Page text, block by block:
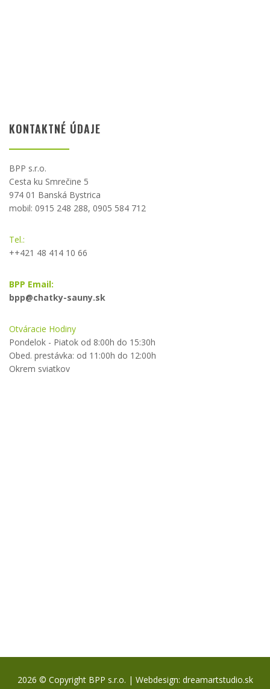
KONTAKTNÉ ÚDAJE
BPP s.r.o.
Cesta ku Smrečine 5
974 01 Banská Bystrica
mobil: 0915 248 288, 0905 584 712
Tel.:
++421 48 414 10 66
BPP Email:
bpp@chatky-sauny.sk
Otváracie Hodiny
Pondelok - Piatok od 8:00h do 15:30h
Obed. prestávka: od 11:00h do 12:00h
Okrem sviatkov
2026 © Copyright BPP s.r.o. | Webdesign: dreamartstudio.sk